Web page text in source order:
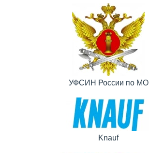
УФСИН России по МО
Knauf